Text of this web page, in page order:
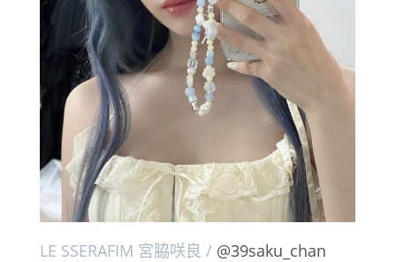
LE SSERAFIM 宮脇咲良 / @39saku_chan